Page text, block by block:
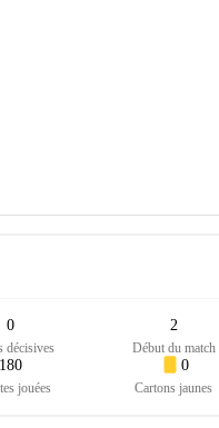
0
décisives
2
Début du match
180
jouées
0
Cartons jaunes